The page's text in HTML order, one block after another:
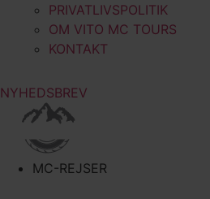
PRIVATLIVSPOLITIK
OM VITO MC TOURS
KONTAKT
NYHEDSBREV
MC-REJSER